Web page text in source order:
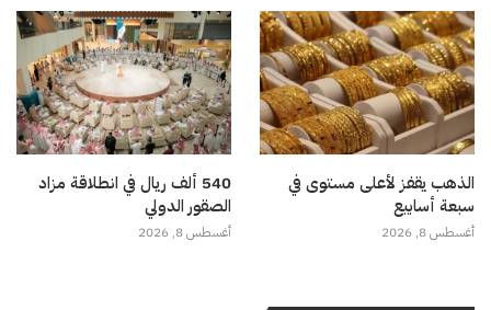
الذهب يقفز لأعلى مستوى في
سبعة أسابيع
أغسطس 8, 2026
540 ألف ريال في انطلاقة مزاد
الصقور الدولي
أغسطس 8, 2026